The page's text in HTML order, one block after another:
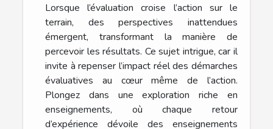
Lorsque l’évaluation croise l’action sur le
terrain, des perspectives inattendues
émergent, transformant la manière de
percevoir les résultats. Ce sujet intrigue, car il
invite à repenser l’impact réel des démarches
évaluatives au cœur même de l’action.
Plongez dans une exploration riche en
enseignements, où chaque retour
d’expérience dévoile des enseignements